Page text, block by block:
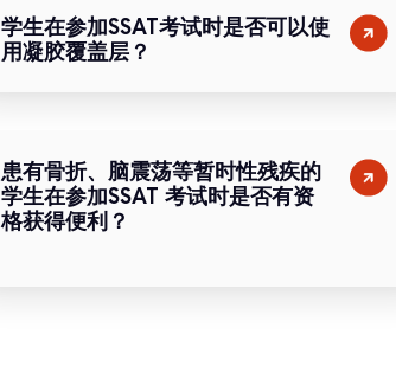
学生在参加SSAT考试时是否可以使
用凝胶覆盖层？
患有骨折、脑震荡等暂时性残疾的
学生在参加SSAT 考试时是否有资
格获得便利？